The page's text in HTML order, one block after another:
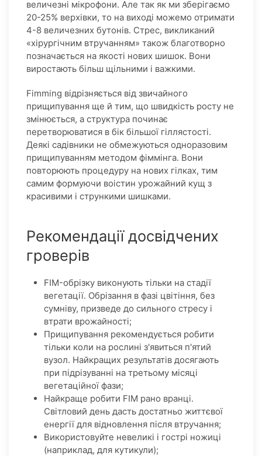
величезні мікрофони. Але так як ми зберігаємо
20-25% верхівки, то на виході можемо отримати
4-8 величезних бутонів. Стрес, викликаний
«хірургічним втручанням» також благотворно
позначається на якості нових шишок. Вони
виростають більш щільними і важкими.
Fimming відрізняється від звичайного
прищипування ще й тим, що швидкість росту не
змінюється, а структура починає
перетворюватися в бік більшої гіллястості.
Деякі садівники не обмежуються одноразовим
прищипуванням методом фіммінга. Вони
повторюють процедуру на нових гілках, тим
самим формуючи воістин урожайний кущ з
красивими і стрункими шишками.
Рекомендації досвідчених
гроверів
FIM-обрізку виконують тільки на стадії
вегетації. Обрізання в фазі цвітіння, без
сумніву, призведе до сильного стресу і
втрати врожайності;
Прищипування рекомендується робити
тільки коли на рослині з'явиться п'ятий
вузол. Найкращих результатів досягають
при підрізуванні на третьому місяці
вегетаційної фази;
Найкраще робити FIM рано вранці.
Світловий день дасть достатньо життєвої
енергії для відновлення після втручання;
Використовуйте невеликі і гострі ножиці
(наприклад, для кутикули);